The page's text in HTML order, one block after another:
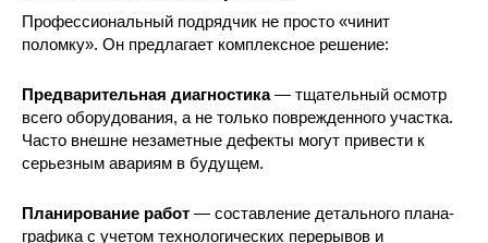
Профессиональный подрядчик не просто «чинит
поломку». Он предлагает комплексное решение:
Предварительная диагностика— тщательный осмотр
всего оборудования, а не только поврежденного участка.
Часто внешне незаметные дефекты могут привести к
серьезным авариям в будущем.
Планирование работ — составление детального плана-
графика с учетом технологических перерывов и